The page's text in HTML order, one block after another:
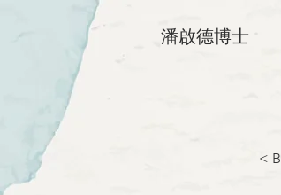
潘啟德博士
<